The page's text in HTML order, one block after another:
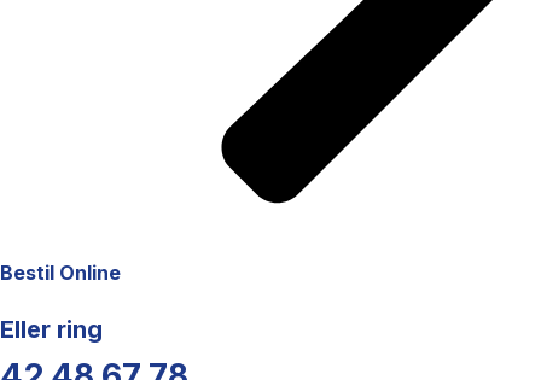
Bestil Online
Eller ring